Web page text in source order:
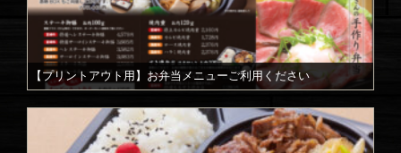
【プリントアウト用】お弁当メニューご利用ください